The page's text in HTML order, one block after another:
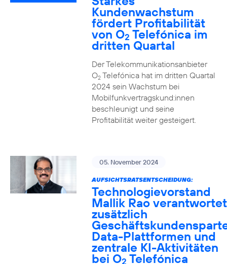
Kundenwachstum
fördert Profitabilität
von O2 Telefónica im
dritten Quartal
Der Telekommunikationsanbieter
O2Telefónica hat im dritten Quartal
2024 sein Wachstum bei
Mobilfunkvertragskund:innen
beschleunigt und seine
Profitabilität weiter gesteigert.
05. November 2024
AUFSICHTSRATSENTSCHEIDUNG:
Technologievorstand
Mallik Rao verantwortet
zusätzlich
Data-Plattformen und
zentrale KI-Aktivitäten
bei O2 Telefónica